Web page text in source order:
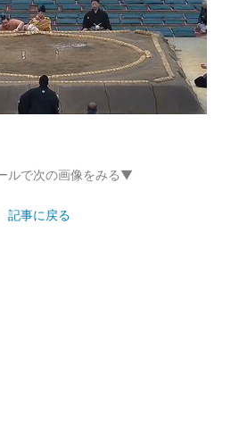
ルで次の画像をみる▼
記事に戻る